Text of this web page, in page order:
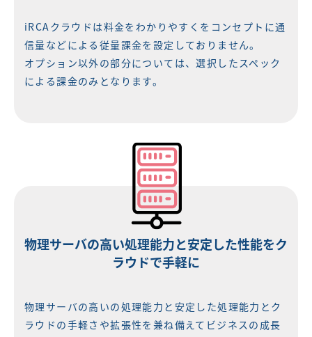
iRCAクラウドは料金をわかりやすくをコンセプトに通
信量などによる従量課金を設定しておりません。
オプション以外の部分については、選択したスペック
による課金のみとなります。
物理サーバの高い処理能力と安定した性能をク
ラウドで手軽に
物理サーバの高いの処理能力と安定した処理能力とク
ラウドの手軽さや拡張性を兼ね備えてビジネスの成長